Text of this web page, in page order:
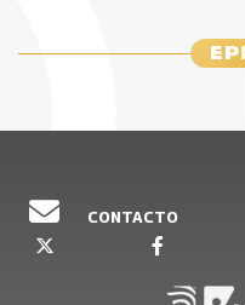
CONTACTO